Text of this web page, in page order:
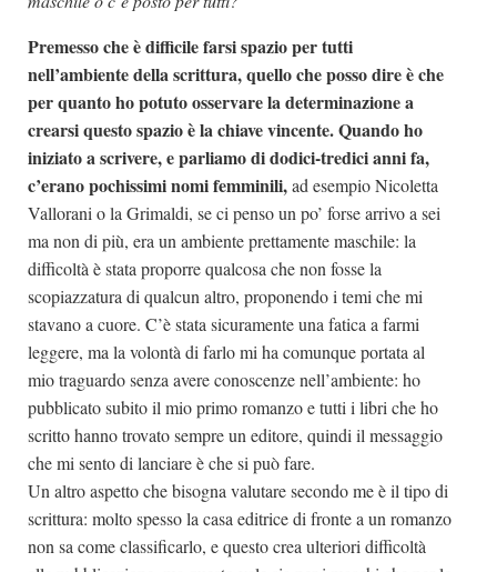
Premesso che è difficile farsi spazio per tutti
nell’ambiente della scrittura, quello che posso dire è che
per quanto ho potuto osservare la determinazione a
crearsi questo spazio è la chiave vincente. Quando ho
iniziato a scrivere, e parliamo di dodici-tredici anni fa,
c’erano pochissimi nomi femminili,ad esempio Nicoletta
Vallorani o la Grimaldi, se ci penso un po’ forse arrivo a sei
ma non di più, era un ambiente prettamente maschile: la
difficoltà è stata proporre qualcosa che non fosse la
scopiazzatura di qualcun altro, proponendo i temi che mi
stavano a cuore. C’è stata sicuramente una fatica a farmi
leggere, ma la volontà di farlo mi ha comunque portata al
mio traguardo senza avere conoscenze nell’ambiente: ho
pubblicato subito il mio primo romanzo e tutti i libri che ho
scritto hanno trovato sempre un editore, quindi il messaggio
che mi sento di lanciare è che si può fare.
Un altro aspetto che bisogna valutare secondo me è il tipo di
scrittura: molto spesso la casa editrice di fronte a un romanzo
non sa come classificarlo, e questo crea ulteriori difficoltà